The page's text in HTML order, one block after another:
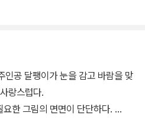
상한 소리를 들었다. “나처럼 움직
람이었다. 하지만 팽이가 바람처럼
이 본 것을 팽이에게 이야기해 주
인공 달팽이가 눈을 감고 바람을 맞
랑스럽다.
한 그림의 면면이 단단하다.